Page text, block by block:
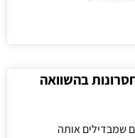
בהשוואה
שמבדילים אותה